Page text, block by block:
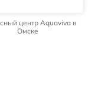
центр Aquaviva в
Омске